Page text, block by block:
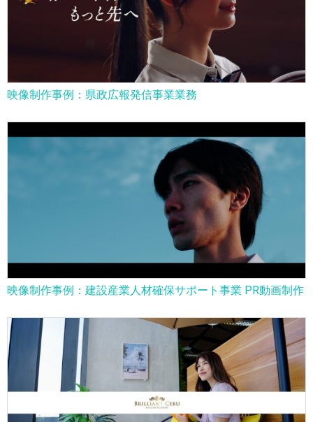
映像制作事例：県政広報発信事業業務
映像制作事例：建設産業人材確保サポート事業 PR動画制作